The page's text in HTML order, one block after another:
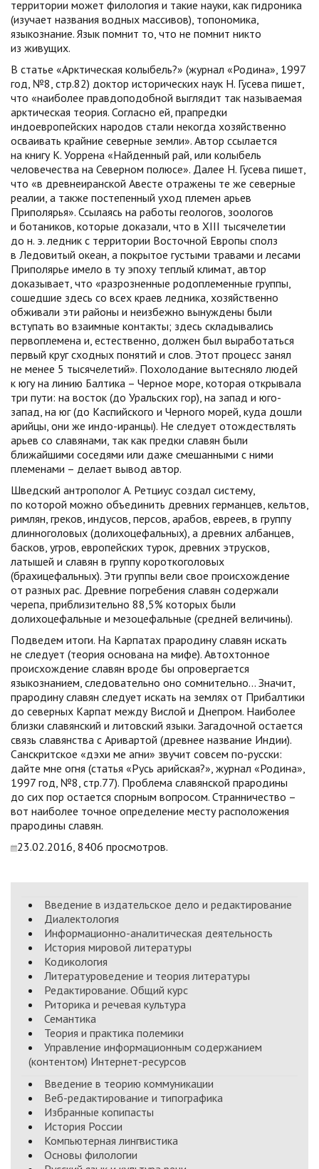
территории может филология и такие науки, как гидроника
(изучает названия водных массивов), топономика,
языкознание. Язык помнит то, что не помнит никто
из живущих.
В статье «Арктическая колыбель?» (журнал «Родина», 1997
год, №8, стр.82) доктор исторических наук Н. Гусева пишет,
что «наиболее правдоподобной выглядит так называемая
арктическая теория. Согласно ей, прапредки
индоевропейских народов стали некогда хозяйственно
осваивать крайние северные земли». Автор ссылается
на книгу К. Уоррена «Найденный рай, или колыбель
человечества на Северном полюсе». Далее Н. Гусева пишет,
что «в древнеиранской Авесте отражены те же северные
реалии, а также постепенный уход племен арьев
Приполярья». Ссылаясь на работы геологов, зоологов
и ботаников, которые доказали, что в XIII тысячелетии
до н. э. ледник с территории Восточной Европы сполз
в Ледовитый океан, а покрытое густыми травами и лесами
Приполярье имело в ту эпоху теплый климат, автор
доказывает, что «разрозненные родоплеменные группы,
сошедшие здесь со всех краев ледника, хозяйственно
обживали эти районы и неизбежно вынуждены были
вступать во взаимные контакты; здесь складывались
первоплемена и, естественно, должен был выработаться
первый круг сходных понятий и слов. Этот процесс занял
не менее 5 тысячелетий». Похолодание вытесняло людей
к югу на линию Балтика – Черное море, которая открывала
три пути: на восток (до Уральских гор), на запад и юго-
запад, на юг (до Каспийского и Черного морей, куда дошли
арийцы, они же индо-иранцы). Не следует отождествлять
арьев со славянами, так как предки славян были
ближайшими соседями или даже смешанными с ними
племенами – делает вывод автор.
Шведский антрополог А. Ретциус создал систему,
по которой можно объединить древних германцев, кельтов,
римлян, греков, индусов, персов, арабов, евреев, в группу
длинноголовых (долихоцефальных), а древних албанцев,
басков, угров, европейских турок, древних этрусков,
латышей и славян в группу короткоголовых
(брахицефальных). Эти группы вели свое происхождение
от разных рас. Древние погребения славян содержали
черепа, приблизительно 88,5% которых были
долихоцефальные и мезоцефальные (средней величины).
Подведем итоги. На Карпатах прародину славян искать
не следует (теория основана на мифе). Автохтонное
происхождение славян вроде бы опровергается
языкознанием, следовательно оно сомнительно… Значит,
прародину славян следует искать на землях от Прибалтики
до северных Карпат между Вислой и Днепром. Наиболее
близки славянский и литовский языки. Загадочной остается
связь славянства с Аривартой (древнее название Индии).
Санскритское «дэхи ме агни» звучит совсем по-русски:
дайте мне огня (статья «Русь арийская?», журнал «Родина»,
1997 год, №8, стр.77). Проблема славянской прародины
до сих пор остается спорным вопросом. Странничество –
вот наиболее точное определение месту расположения
прародины славян.
23.02.2016, 8406 просмотров.
Введение в издательское дело и редактирование
Диалектология
Информационно-аналитическая деятельность
История мировой литературы
Кодикология
Литературоведение и теория литературы
Редактирование. Общий курс
Риторика и речевая культура
Семантика
Теория и практика полемики
Управление информационным содержанием
(контентом) Интернет-ресурсов
Введение в теорию коммуникации
Веб-редактирование и типографика
Избранные копипасты
История России
Компьютерная лингвистика
Основы филологии